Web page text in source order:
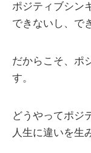
ポジティブシン
できないし、で
だからこそ、ポ
す。
どうやってポジ
人生に違いを生